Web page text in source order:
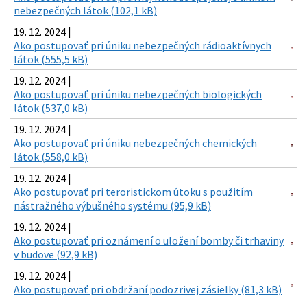
nebezpečných látok (102,1 kB)
19. 12. 2024 |
Ako postupovať pri úniku nebezpečných rádioaktívnych
látok (555,5 kB)
19. 12. 2024 |
Ako postupovať pri úniku nebezpečných biologických
látok (537,0 kB)
19. 12. 2024 |
Ako postupovať pri úniku nebezpečných chemických
látok (558,0 kB)
19. 12. 2024 |
Ako postupovať pri teroristickom útoku s použitím
nástražného výbušného systému (95,9 kB)
19. 12. 2024 |
Ako postupovať pri oznámení o uložení bomby či trhaviny
v budove (92,9 kB)
19. 12. 2024 |
Ako postupovať pri obdržaní podozrivej zásielky (81,3 kB)